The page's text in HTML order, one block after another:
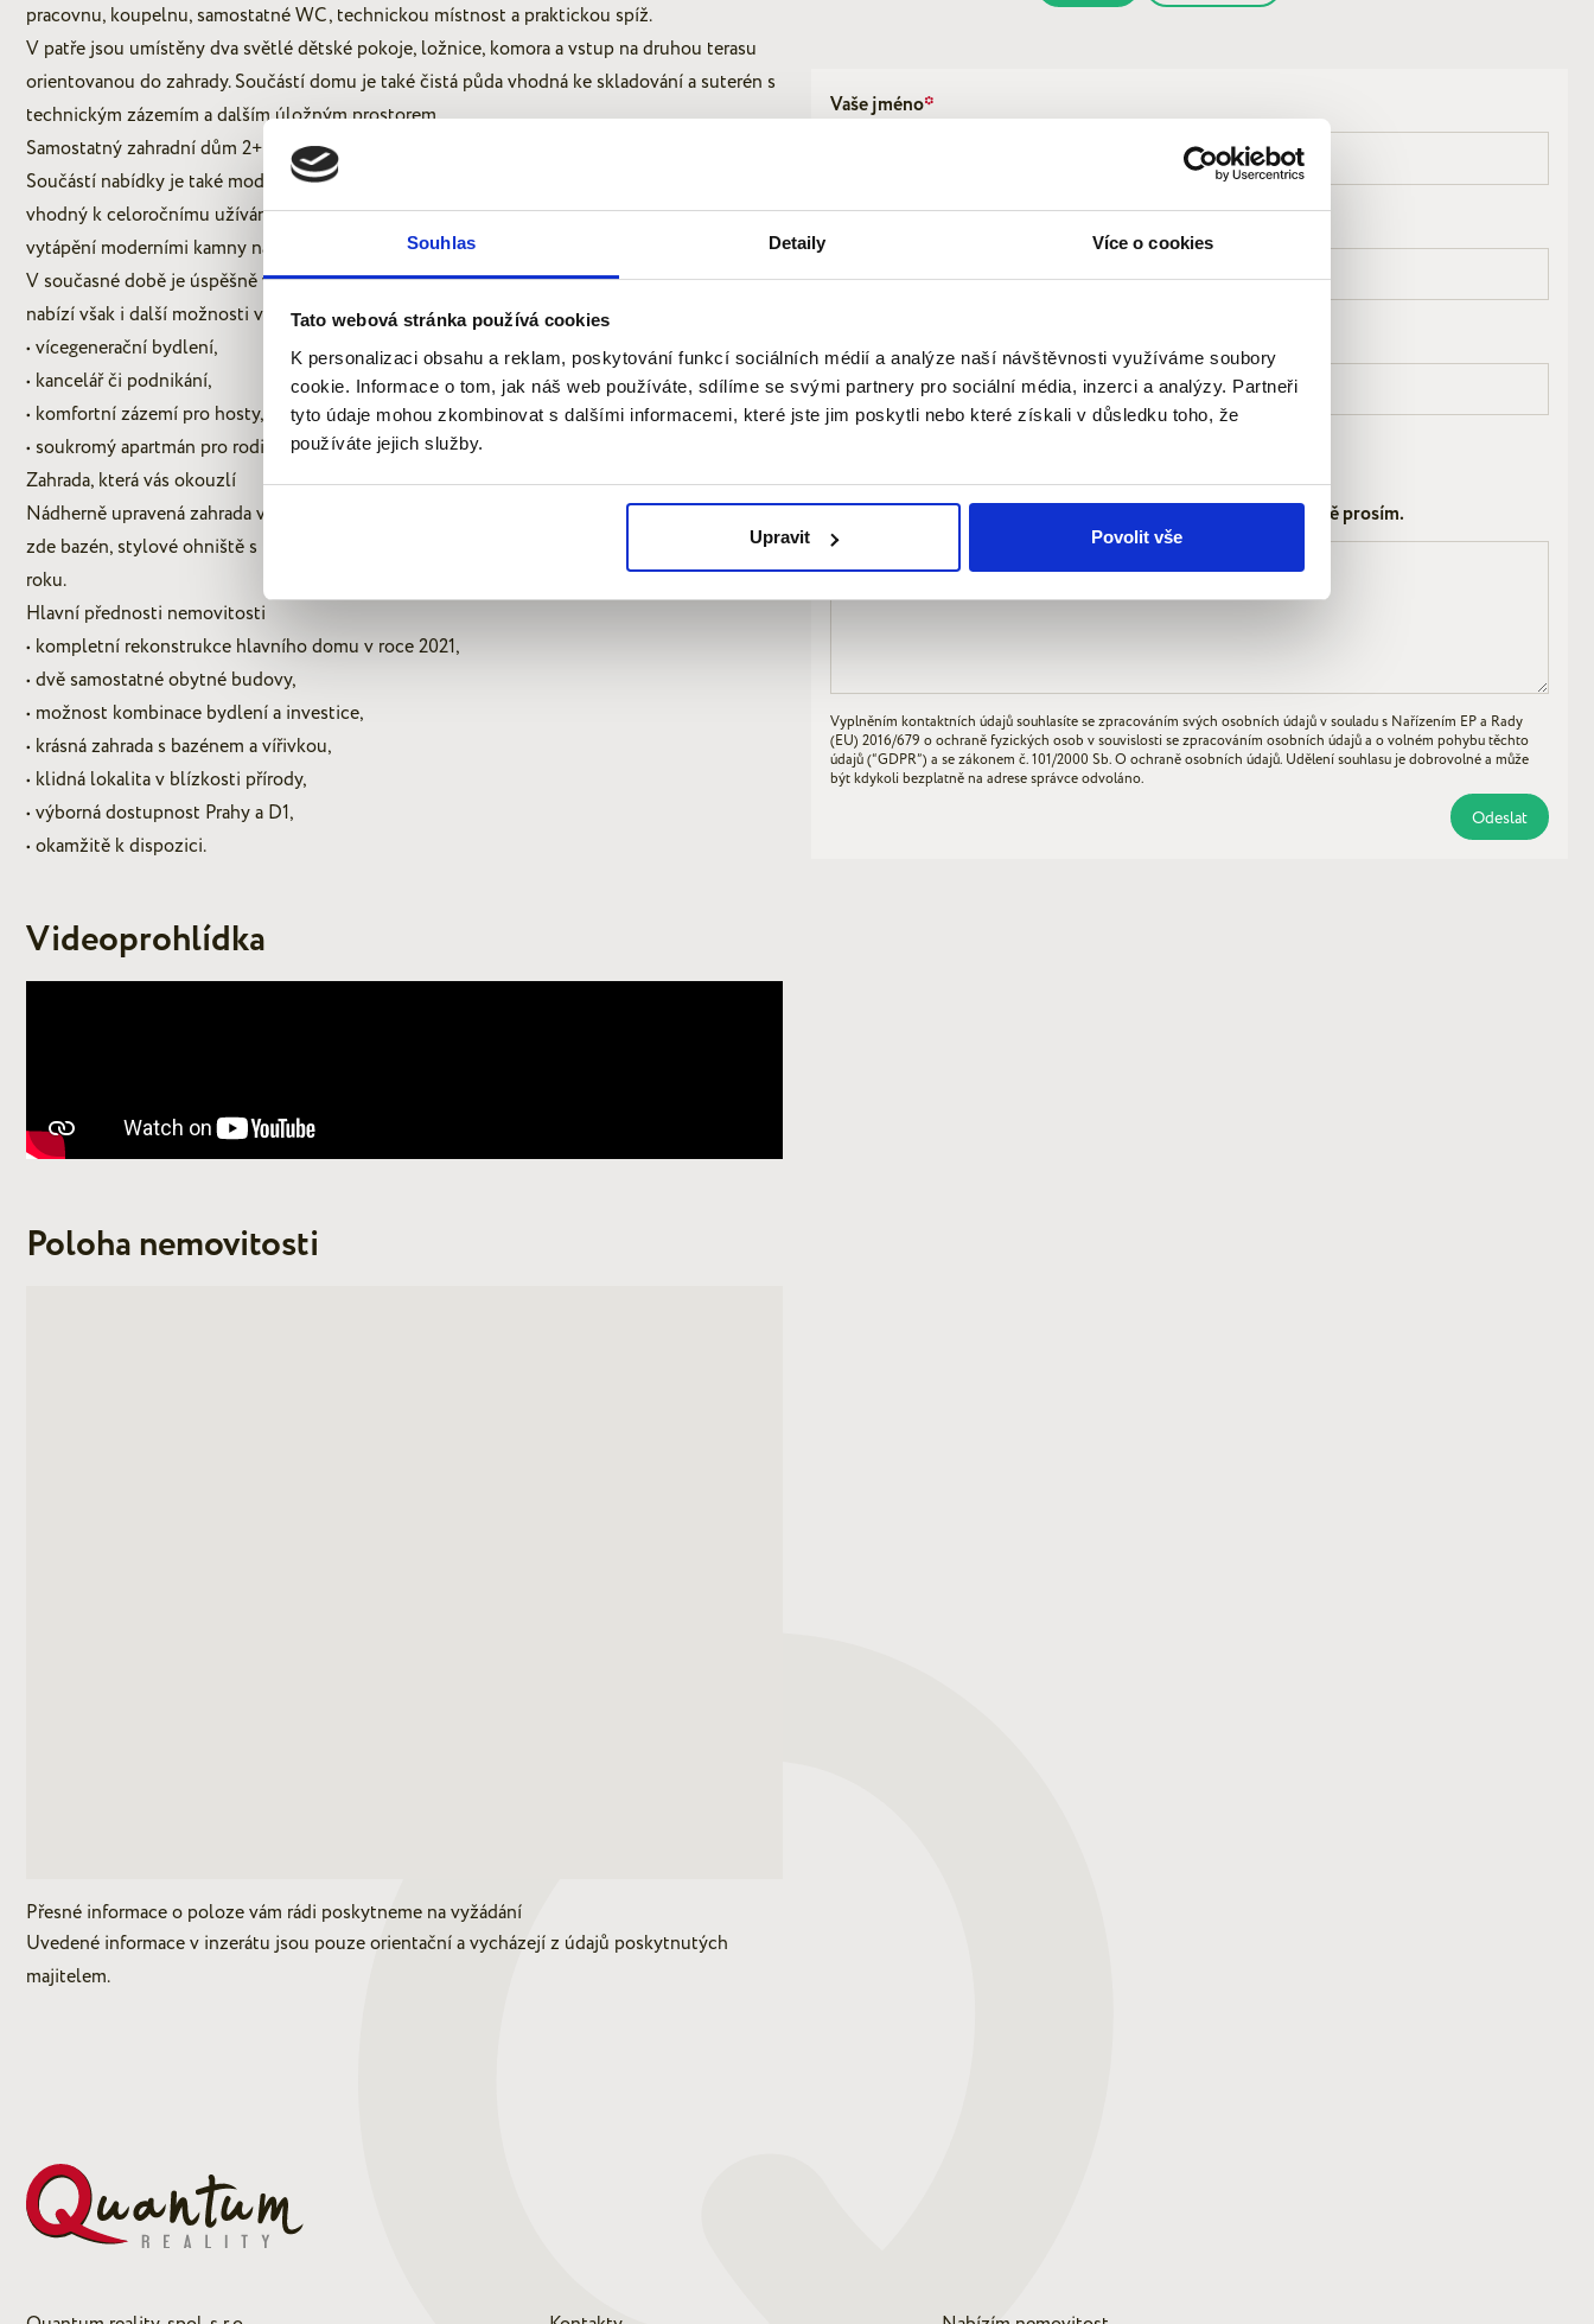
Souhlas Detaily Více o cookies
Tato webová stránka používá cookies
K personalizaci obsahu a reklam, poskytování funkcí sociálních médií a analýze naší návštěvnosti využíváme soubory
cookie. Informace o tom, jak náš web používáte, sdílíme se svými partnery pro sociální média, inzerci a analýzy. Partneři
tyto údaje mohou zkombinovat s dalšími informacemi, které jste jim poskytli nebo které získali v důsledku toho, že
používáte jejich služby.
Upravit Povolit vše
pracovnu, koupelnu, samostatné WC, technickou místnost a praktickou spíž.
V patře jsou umístěny dva světlé dětské pokoje, ložnice, komora a vstup na druhou terasu
orientovanou do zahrady. Součástí domu je také čistá půda vhodná ke skladování a suterén s
technickým zázemím a dalším úložným prostorem.
Samostatný zahradní dům 2+kk – ideální pro podnikání i hosty
Součástí nabídky je také moderní zahradní dům 2+kk s terasou a užitnou plochou 51 m²,
vhodný k celoročnímu užívání. Objekt je zateplený, má kvalitně izolovanou střechu a
vytápění moderními kamny na pelety.
V současné době je úspěšně využíván ke krátkodobým pronájmům se zajímavým výnosem,
nabízí však i další možnosti využití:
• vícegenerační bydlení,
• kancelář či podnikání,
• komfortní zázemí pro hosty,
• soukromý apartmán pro rodiče nebo děti.
Zahrada, která vás okouzlí
Nádherně upravená zahrada vytváří dokonalé místo pro relaxaci i rodinná setkání. Najdete
zde bazén, stylové ohniště s posezením i dostatek soukromí pro odpočinek během celého
roku.
Hlavní přednosti nemovitosti
• kompletní rekonstrukce hlavního domu v roce 2021,
• dvě samostatné obytné budovy,
• možnost kombinace bydlení a investice,
• krásná zahrada s bazénem a vířivkou,
• klidná lokalita v blízkosti přírody,
• výborná dostupnost Prahy a D1,
• okamžitě k dispozici.
Videoprohlídka
Poloha nemovitosti
Přesné informace o poloze vám rádi poskytneme na vyžádání
Uvedené informace v inzerátu jsou pouze orientační a vycházejí z údajů poskytnutých
majitelem.
Vaše jméno*
Mám zájem o více informací k této nemovitosti, kontaktujte mě prosím.
Vyplněním kontaktních údajů souhlasíte se zpracováním svých osobních údajů v souladu s Nařízením EP a Rady
(EU) 2016/679 o ochraně fyzických osob v souvislosti se zpracováním osobních údajů a o volném pohybu těchto
údajů (“GDPR”) a se zákonem č. 101/2000 Sb. O ochraně osobních údajů. Udělení souhlasu je dobrovolné a může
být kdykoli bezplatně na adrese správce odvoláno.